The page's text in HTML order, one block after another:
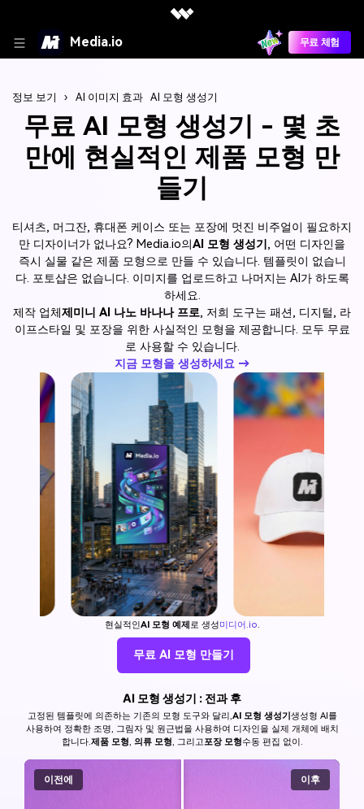
Media.io 무료 체험
정보 보기 › AI 이미지 효과 AI 모형 생성기
무료 AI 모형 생성기 - 몇 초
만에 현실적인 제품 모형 만
들기
티셔츠, 머그잔, 휴대폰 케이스 또는 포장에 멋진 비주얼이 필요하지
만 디자이너가 없나요? Media.io의AI 모형 생성기 , 어떤 디자인을
즉시 실물 같은 제품 모형으로 만들 수 있습니다. 템플릿이 없습니
다. 포토샵은 없습니다. 이미지를 업로드하고 나머지는 AI가 하도록
하세요.
제작 업체제미니 AI 나노 바나나 프로, 저희 도구는 패션, 디지털, 라
이프스타일 및 포장을 위한 사실적인 모형을 제공합니다. 모두 무료
로 사용할 수 있습니다.
지금 모형을 생성하세요 →
현실적인AI 모형 예제 로 생성미디어.io.
무료 AI 모형 만들기
AI 모형 생성기 : 전과 후
고정된 템플릿에 의존하는 기존의 모형 도구와 달리,AI 모형 생성기 생성형 AI를
사용하여 정확한 조명, 그림자 및 원근법을 사용하여 디자인을 실제 개체에 배치
합니다.제품 모형, 의류 모형, 그리고포장 모형수동 편집 없이.
이전에 이후